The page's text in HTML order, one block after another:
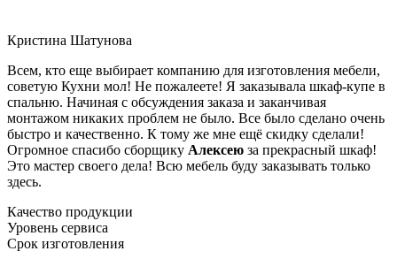
Кристина Шатунова
Всем, кто еще выбирает компанию для изготовления мебели,
советую Кухни мол! Не пожалеете! Я заказывала шкаф-купе в
спальню. Начиная с обсуждения заказа и заканчивая
монтажом никаких проблем не было. Все было сделано очень
быстро и качественно. К тому же мне ещё скидку сделали!
Огромное спасибо сборщику Алексею за прекрасный шкаф!
Это мастер своего дела! Всю мебель буду заказывать только
здесь.
Качество продукции
Уровень сервиса
Срок изготовления